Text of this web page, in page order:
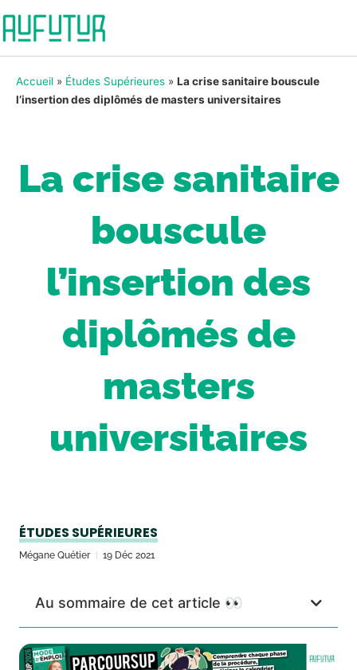
Accueil » Études Supérieures » La crise sanitaire bouscule
l’insertion des diplômés de masters universitaires
La crise sanitaire
bouscule
l’insertion des
diplômés de
masters
universitaires
ÉTUDES SUPÉRIEURES
Mégane Quétier 19 Déc 2021
Au sommaire de cet article 👀